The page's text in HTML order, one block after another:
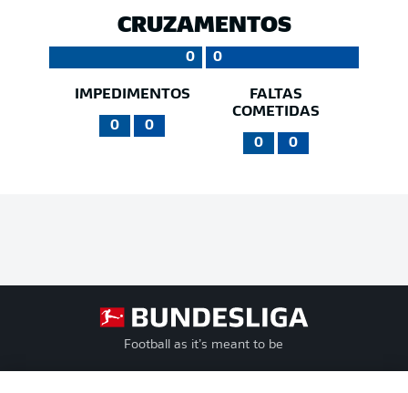
CRUZAMENTOS
0 0
IMPEDIMENTOS
0 0
FALTAS
COMETIDAS
0 0
Football as it’s meant to be